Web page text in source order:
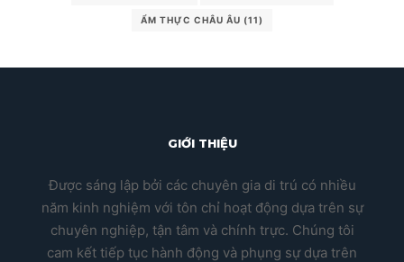
ẨM THỰC CHÂU ÂU (11)
GIỚI THIỆU
Được sáng lập bởi các chuyên gia di trú có nhiều
năm kinh nghiệm với tôn chỉ hoạt động dựa trên sự
chuyên nghiệp, tận tâm và chính trực. Chúng tôi
cam kết tiếp tục hành động và phụng sự dựa trên